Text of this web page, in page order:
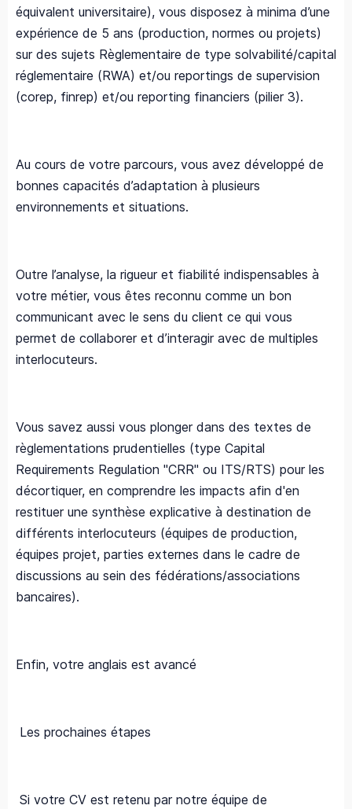
équivalent universitaire), vous disposez à minima d’une
expérience de 5 ans (production, normes ou projets)
sur des sujets Règlementaire de type solvabilité/capital
réglementaire (RWA) et/ou reportings de supervision
(corep, finrep) et/ou reporting financiers (pilier 3).
Au cours de votre parcours, vous avez développé de
bonnes capacités d’adaptation à plusieurs
environnements et situations.
Outre l’analyse, la rigueur et fiabilité indispensables à
votre métier, vous êtes reconnu comme un bon
communicant avec le sens du client ce qui vous
permet de collaborer et d’interagir avec de multiples
interlocuteurs.
Vous savez aussi vous plonger dans des textes de
règlementations prudentielles (type Capital
Requirements Regulation "CRR" ou ITS/RTS) pour les
décortiquer, en comprendre les impacts afin d'en
restituer une synthèse explicative à destination de
différents interlocuteurs (équipes de production,
équipes projet, parties externes dans le cadre de
discussions au sein des fédérations/associations
bancaires).
Enfin, votre anglais est avancé
Les prochaines étapes
Si votre CV est retenu par notre équipe de